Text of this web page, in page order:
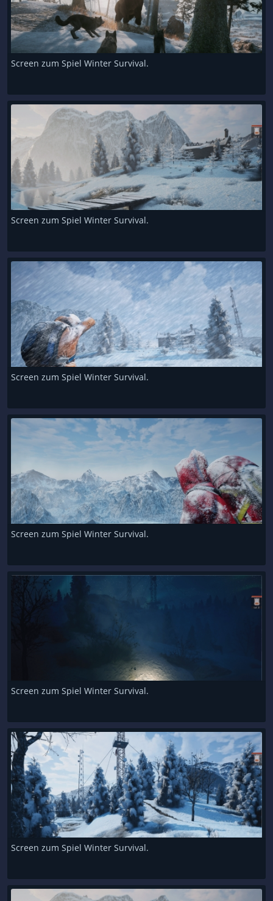
Screen zum Spiel Winter Survival.
Screen zum Spiel Winter Survival.
Screen zum Spiel Winter Survival.
Screen zum Spiel Winter Survival.
Screen zum Spiel Winter Survival.
Screen zum Spiel Winter Survival.